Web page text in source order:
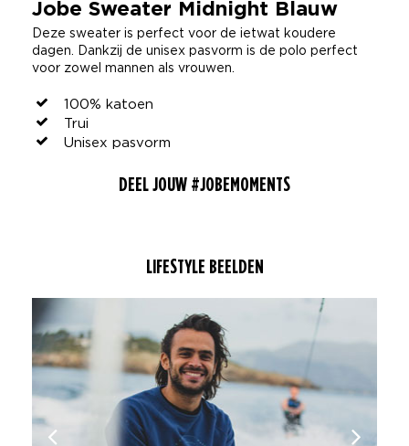
Jobe Sweater Midnight Blauw
Deze sweater is perfect voor de ietwat koudere
dagen. Dankzij de unisex pasvorm is de polo perfect
voor zowel mannen als vrouwen.
100% katoen
Trui
Unisex pasvorm
DEEL JOUW #JOBEMOMENTS
LIFESTYLE BEELDEN